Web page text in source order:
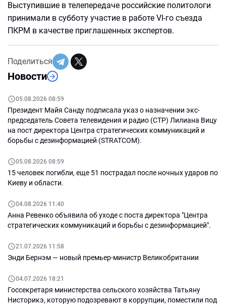
Новости
05.08.2026 08:59
Президент Майя Санду подписала указ о назначении экс-
председатель Совета телевидения и радио (СТР) Лилиана Вицу
на пост директора Центра стратегических коммуникаций и
борьбы с дезинформацией (STRATCOM).
05.08.2026 08:59
15 человек погибли, еще 51 пострадал после ночных ударов по
Киеву и области.
04.08.2026 11:40
Анна Ревенко объявила об уходе с поста директора "Центра
стратегических коммуникаций и борьбы с дезинформацией".
21.07.2026 11:58
Энди Бернэм — новый премьер-министр Великобритании
04.07.2026 18:21
Госсекретаря министерства сельского хозяйства Татьяну
Нисторикэ, которую подозревают в коррупции, поместили под
Выступившие в телепередаче российские политологи
принимали в субботу участие в работе VI-го съезда
ПКРМ в качестве приглашенных экспертов.
Поделиться